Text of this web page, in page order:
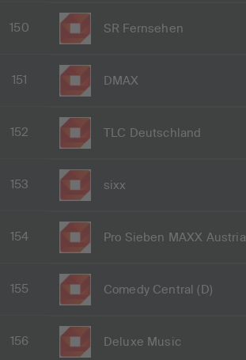
150 SR Fernsehen
151 DMAX
152 TLC Deutschland
153 sixx
154 Pro Sieben MAXX Austria
155 Comedy Central (D)
156 Deluxe Music